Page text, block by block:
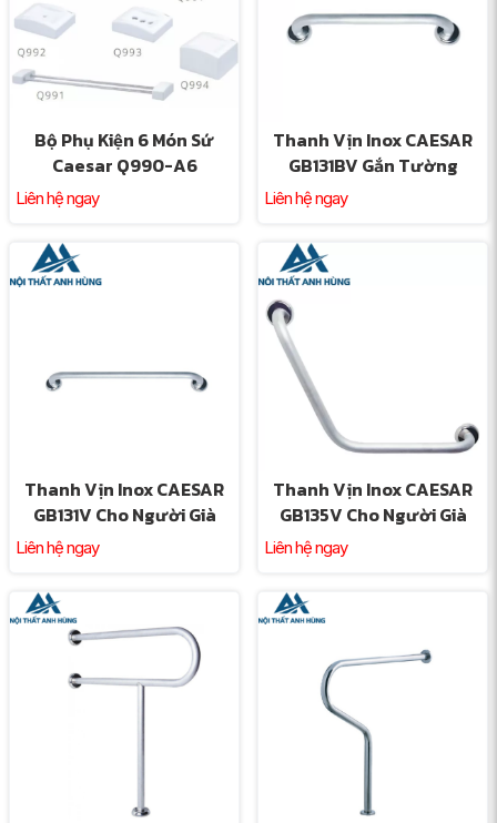
Bộ Phụ Kiện 6 Món Sứ
Caesar Q990-A6
Liên hệ ngay
Thanh Vịn Inox CAESAR
GB131BV Gắn Tường
Liên hệ ngay
Thanh Vịn Inox CAESAR
GB131V Cho Người Già
Liên hệ ngay
Thanh Vịn Inox CAESAR
GB135V Cho Người Già
Liên hệ ngay